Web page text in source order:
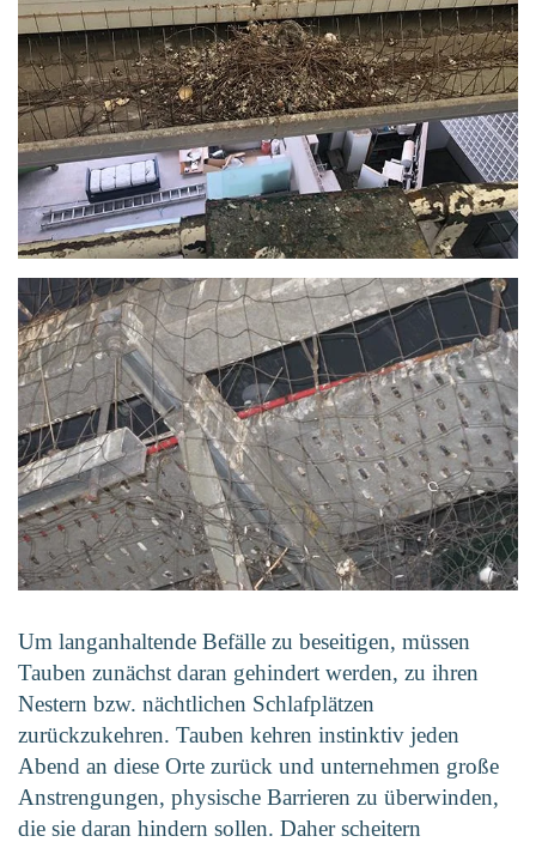
Vergrößern
Vergrößern
Um langanhaltende Befälle zu beseitigen, müssen
Tauben zunächst daran gehindert werden, zu ihren
Nestern bzw. nächtlichen Schlafplätzen
zurückzukehren. Tauben kehren instinktiv jeden
Abend an diese Orte zurück und unternehmen große
Anstrengungen, physische Barrieren zu überwinden,
die sie daran hindern sollen. Daher scheitern